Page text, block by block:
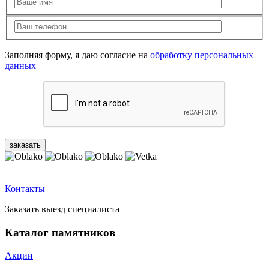
Заполняя форму, я даю согласие на обработку персональных
данных
Контакты
Заказать выезд специалиста
Каталог памятников
Акции